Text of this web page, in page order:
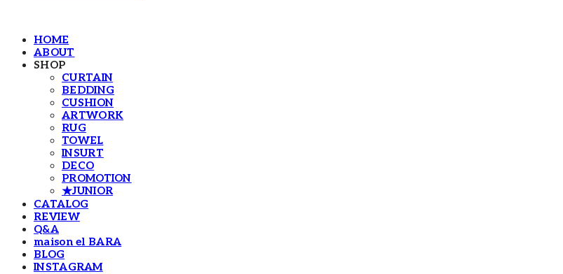
HOME
ABOUT
SHOP
CURTAIN
BEDDING
CUSHION
ARTWORK
RUG
TOWEL
INSURT
DECO
PROMOTION
★JUNIOR
CATALOG
REVIEW
Q&A
maison el BARA
BLOG
INSTAGRAM